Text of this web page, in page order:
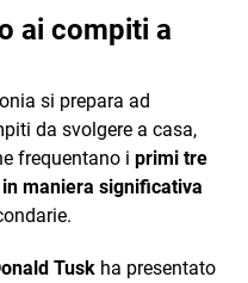
ai compiti a
si prepara ad
da svolgere a casa,
frequentano i primi tre
maniera significativa
Tusk ha presentato